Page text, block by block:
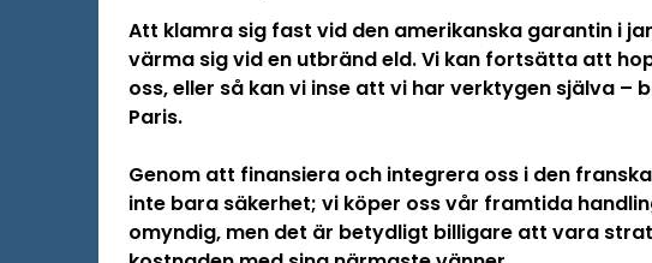
Att klamra sig fast vid den amerikanska garantin i
värma sig vid en utbränd eld. Vi kan fortsätta att
oss, eller så kan vi inse att vi har verktygen själva
Paris.
Genom att finansiera och integrera oss i den
inte bara säkerhet; vi köper oss vår framtida
omyndig, men det är betydligt billigare att vara